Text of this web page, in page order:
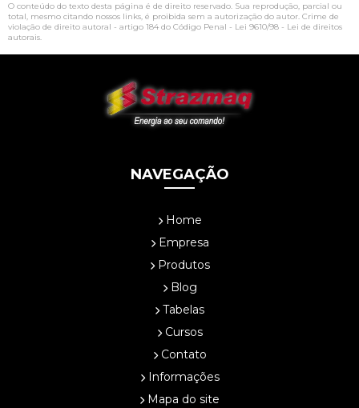
O conteúdo do texto desta página é de direito reservado. Sua reprodução, parcial ou
total, mesmo citando nossos links, é proibida sem a autorização do autor. Crime de
violação de direito autoral - artigo 184 do Código Penal - Lei 9610/98 - Lei de direitos
autorais.
NAVEGAÇÃO
Home
Empresa
Produtos
Blog
Tabelas
Cursos
Contato
Informações
Mapa do site